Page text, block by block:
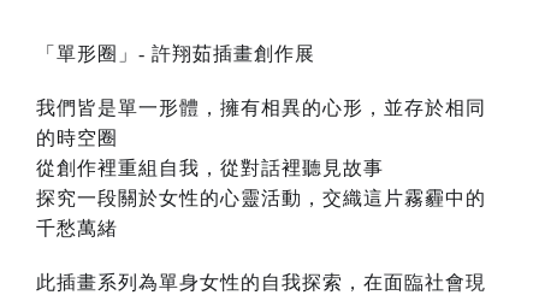
「單形圈」- 許翔茹插畫創作展
我們皆是單一形體，擁有相異的心形，並存於相同
的時空圈
從創作裡重組自我，從對話裡聽見故事
探究一段關於女性的心靈活動，交織這片霧霾中的
千愁萬緒
此插畫系列為單身女性的自我探索，在面臨社會現